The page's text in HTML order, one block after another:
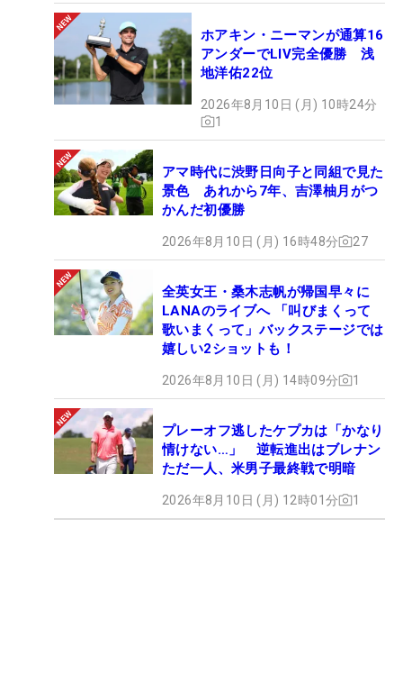
ホアキン・ニーマンが通算16
アンダーでLIV完全優勝 浅
地洋佑22位
2026年8月10日 (月) 10時24分
1
アマ時代に渋野日向子と同組で見た
景色 あれから7年、吉澤柚月がつ
かんだ初優勝
2026年8月10日 (月) 16時48分 27
全英女王・桑木志帆が帰国早々に
LANAのライブへ 「叫びまくって
歌いまくって」バックステージでは
嬉しい2ショットも！
2026年8月10日 (月) 14時09分 1
プレーオフ逃したケプカは「かなり
情けない…」 逆転進出はブレナン
ただ一人、米男子最終戦で明暗
2026年8月10日 (月) 12時01分 1